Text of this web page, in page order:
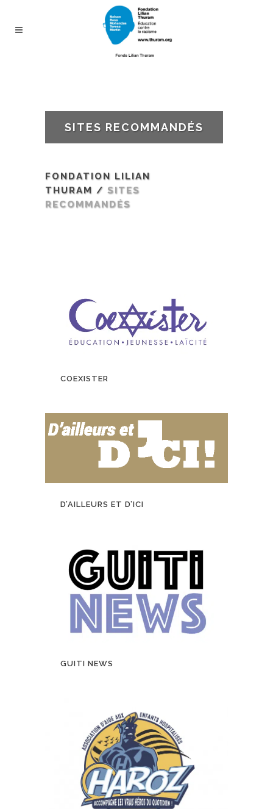
SITES RECOMMANDÉS
FONDATION LILIAN
THURAM / SITES
RECOMMANDÉS
COEXISTER
D’AILLEURS ET D’ICI
GUITI NEWS